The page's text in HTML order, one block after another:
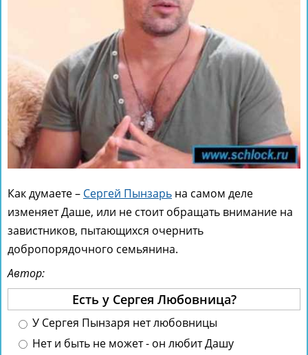
Как думаете – Сергей Пынзарь на самом деле
изменяет Даше, или не стоит обращать внимание на
завистников, пытающихся очернить
добропорядочного семьянина.
Автор:
Есть у Сергея Любовница?
У Сергея Пынзаря нет любовницы
Нет и быть не может - он любит Дашу